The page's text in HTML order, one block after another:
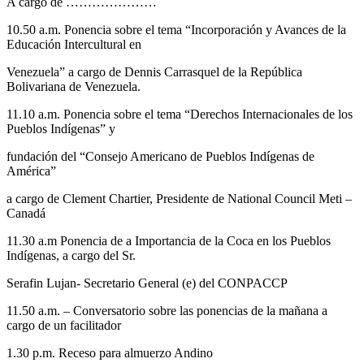
10.50 a.m. Ponencia sobre el tema “Incorporación y Avances de la
Educación Intercultural en
Venezuela” a cargo de Dennis Carrasquel de la República
Bolivariana de Venezuela.
11.10 a.m. Ponencia sobre el tema “Derechos Internacionales de los
Pueblos Indígenas” y
fundación del “Consejo Americano de Pueblos Indígenas de
América”
a cargo de Clement Chartier, Presidente de National Council Meti –
Canadá
11.30 a.m Ponencia de a Importancia de la Coca en los Pueblos
Indígenas, a cargo del Sr.
Serafin Lujan- Secretario General (e) del CONPACCP
11.50 a.m. – Conversatorio sobre las ponencias de la mañana a
cargo de un facilitador
1.30 p.m. Receso para almuerzo Andino